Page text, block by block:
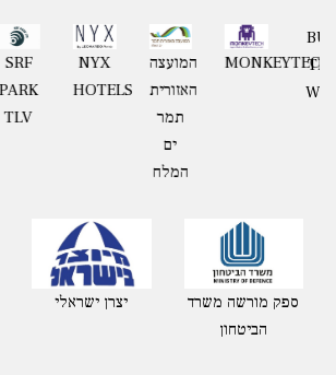
HOTELS
המועצה
האזורית
תמר
MONKEYTECH
קבוצת
גאון
יצרן ישראלי
ספק מורשה משרד
הביטחון